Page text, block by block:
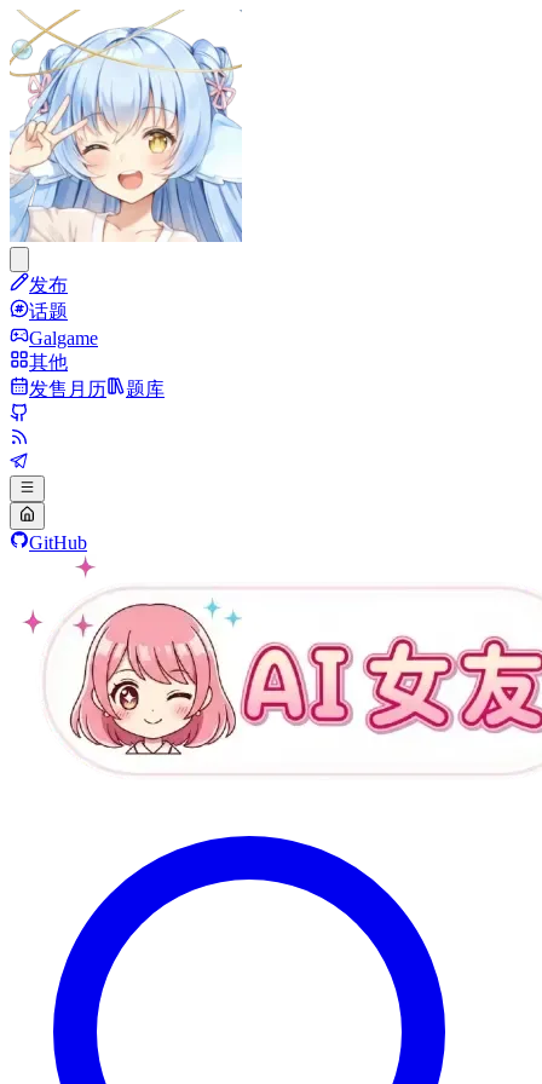
发布
话题
Galgame
其他
发售月历
题库
GitHub